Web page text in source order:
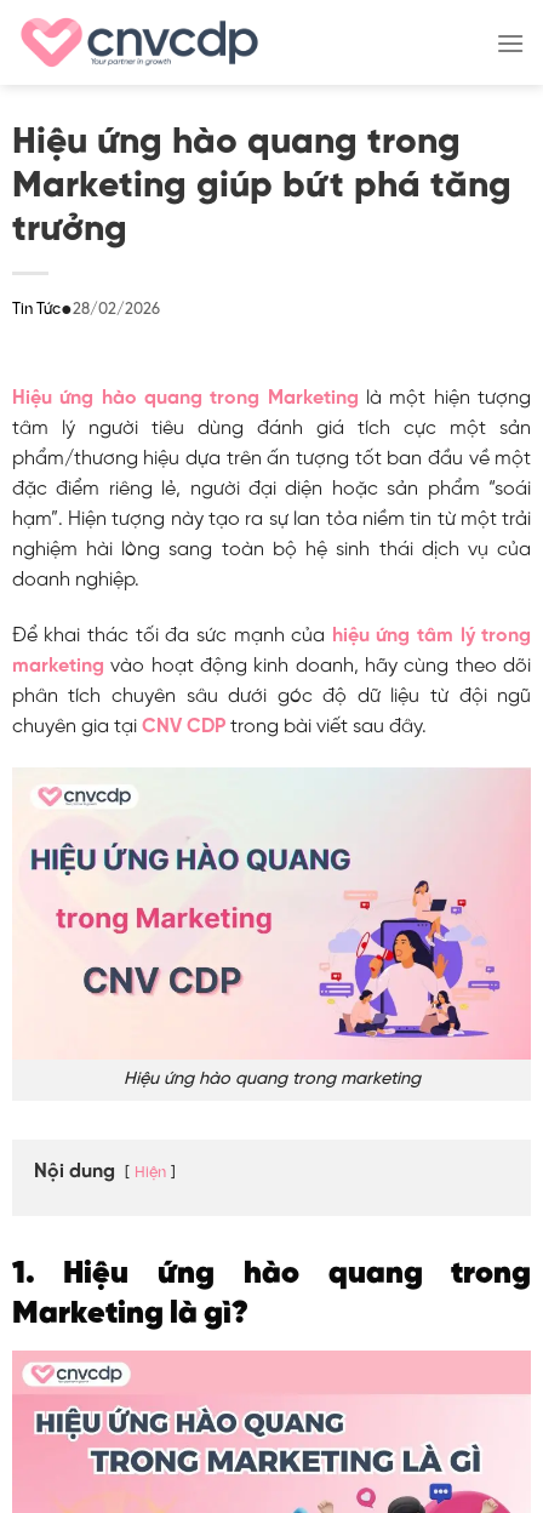
Skip
Hiệu ứng hào quang trong
Marketing giúp bứt phá tăng
trưởng
Tin Tức●28/02/2026
Hiệu ứng hào quang trong Marketing là một hiện tượng
tâm lý người tiêu dùng đánh giá tích cực một sản
phẩm/thương hiệu dựa trên ấn tượng tốt ban đầu về một
đặc điểm riêng lẻ, người đại diện hoặc sản phẩm “soái
hạm”. Hiện tượng này tạo ra sự lan tỏa niềm tin từ một trải
nghiệm hài lòng sang toàn bộ hệ sinh thái dịch vụ của
doanh nghiệp.
Để khai thác tối đa sức mạnh của hiệu ứng tâm lý trong
marketing vào hoạt động kinh doanh, hãy cùng theo dõi
phân tích chuyên sâu dưới góc độ dữ liệu từ đội ngũ
chuyên gia tại CNV CDPtrong bài viết sau đây.
Hiệu ứng hào quang trong marketing
Nội dung Hiện
1. Hiệu ứng hào quang trong
Marketing là gì?